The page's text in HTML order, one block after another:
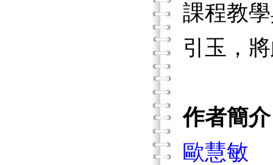
課程教
引玉，
作者簡介
歐慧敏